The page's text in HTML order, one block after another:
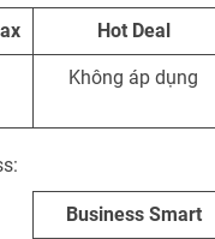
Hot Deal
Không áp dụng
Business Smart